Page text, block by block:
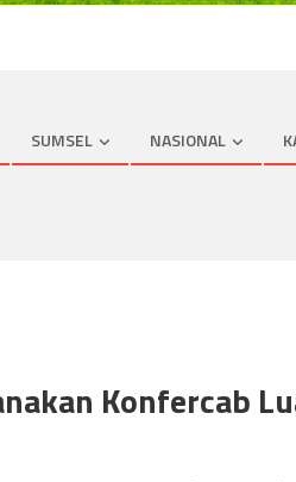
SUMSEL NASIONAL
Konfercab